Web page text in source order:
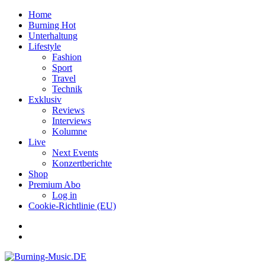
Home
Burning Hot
Unterhaltung
Lifestyle
Fashion
Sport
Travel
Technik
Exklusiv
Reviews
Interviews
Kolumne
Live
Next Events
Konzertberichte
Shop
Premium Abo
Log in
Cookie-Richtlinie (EU)